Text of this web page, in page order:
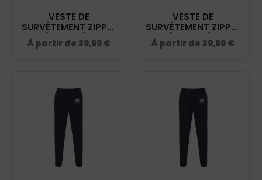
VESTE DE
SURVÊTEMENT ZIPPÉE
(ENFANT) -
HUMAN'EQU'AIN -
À partir de 39,99 €
VESTE DE
SURVÊTEMENT ZIPPÉE
(UNISEXE) -
HUMAN'EQU'AIN -
À partir de 39,99 €